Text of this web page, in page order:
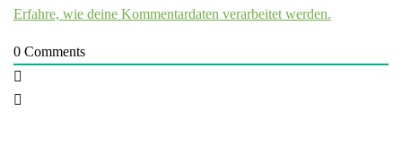
Erfahre, wie deine Kommentardaten verarbeitet werden.
0 Comments